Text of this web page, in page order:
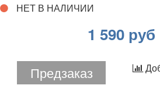
НЕТ В НАЛИЧИИ
1 590 руб
Предзаказ